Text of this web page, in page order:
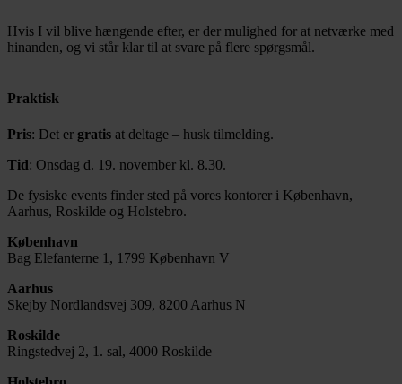
Hvis I vil blive hængende efter, er der mulighed for at netværke med
hinanden, og vi står klar til at svare på flere spørgsmål.
Praktisk
Pris: Det er gratis at deltage – husk tilmelding.
Tid: Onsdag d. 19. november kl. 8.30.
De fysiske events finder sted på vores kontorer i København,
Aarhus, Roskilde og Holstebro.
København
Bag Elefanterne 1, 1799 København V
Aarhus
Skejby Nordlandsvej 309, 8200 Aarhus N
Roskilde
Ringstedvej 2, 1. sal, 4000 Roskilde